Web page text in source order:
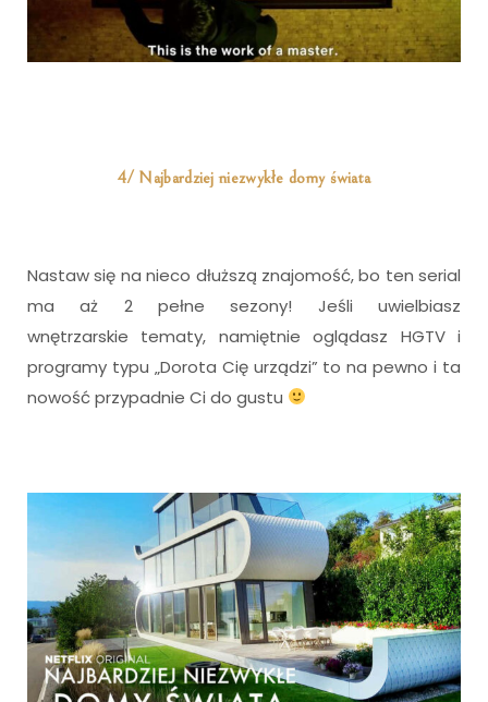
4/ Najbardziej niezwykłe domy świata
Nastaw się na nieco dłuższą znajomość, bo ten serial
ma aż 2 pełne sezony! Jeśli uwielbiasz
wnętrzarskie tematy, namiętnie oglądasz HGTV i
programy typu „Dorota Cię urządzi” to na pewno i ta
nowość przypadnie Ci do gustu